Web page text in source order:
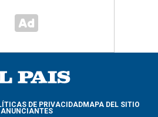
DE PRIVACIDADMAPA DEL SITIO
ANUNCIANTES